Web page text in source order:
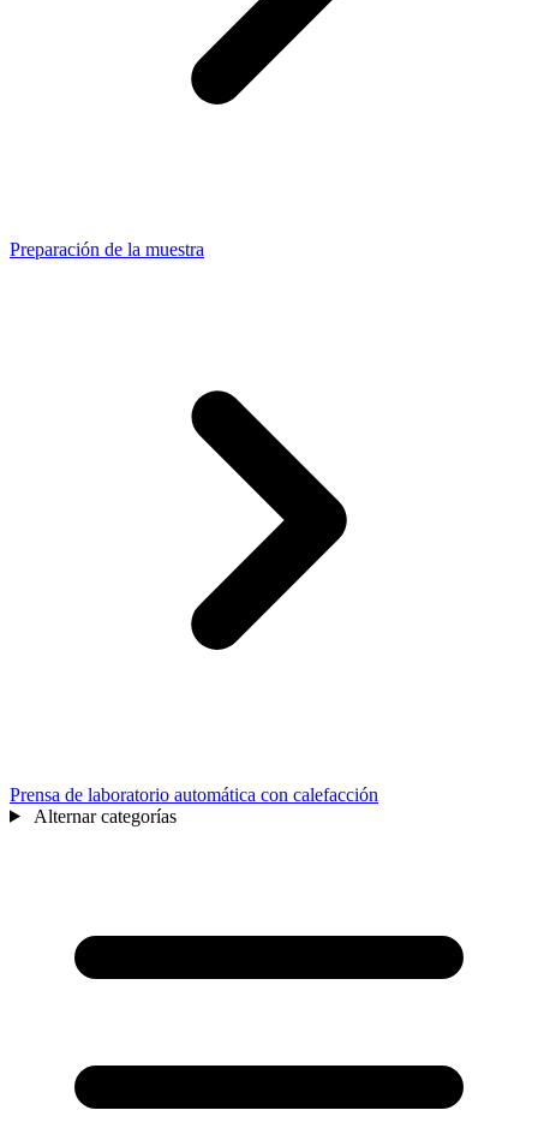
Preparación de la muestra
Prensa de laboratorio automática con calefacción
Alternar categorías